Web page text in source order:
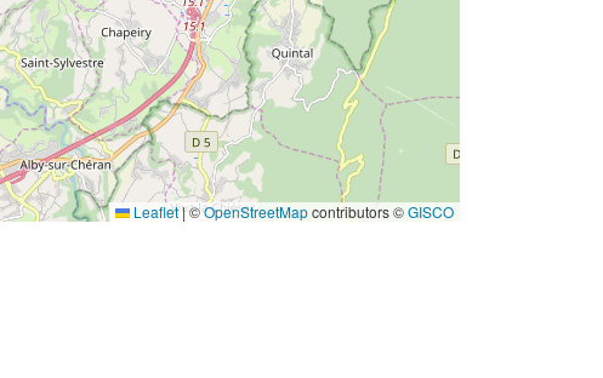
Leaflet|©OpenStreetMapcontributors ©GISCO